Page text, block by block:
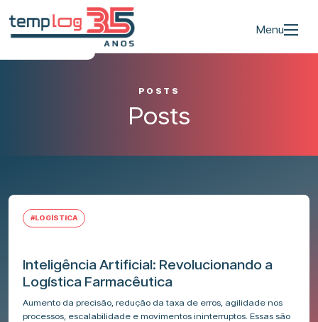
Menu
POSTS
Posts
#LOGÍSTICA
Inteligência Artificial: Revolucionando a
Logística Farmacêutica
Aumento da precisão, redução da taxa de erros, agilidade nos
processos, escalabilidade e movimentos ininterruptos. Essas são